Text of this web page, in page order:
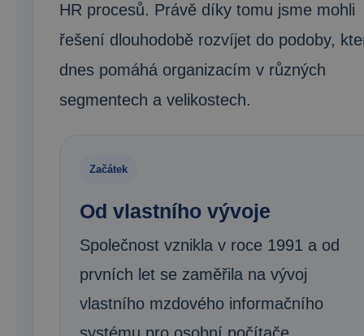
HR procesů. Právě díky tomu jsme mohli
řešení dlouhodobě rozvíjet do podoby,
dnes pomáhá organizacím v různých
segmentech a velikostech.
Začátek
Od vlastního vývoje
Společnost vznikla v roce 1991 a od
prvních let se zaměřila na vývoj
vlastního mzdového informačního